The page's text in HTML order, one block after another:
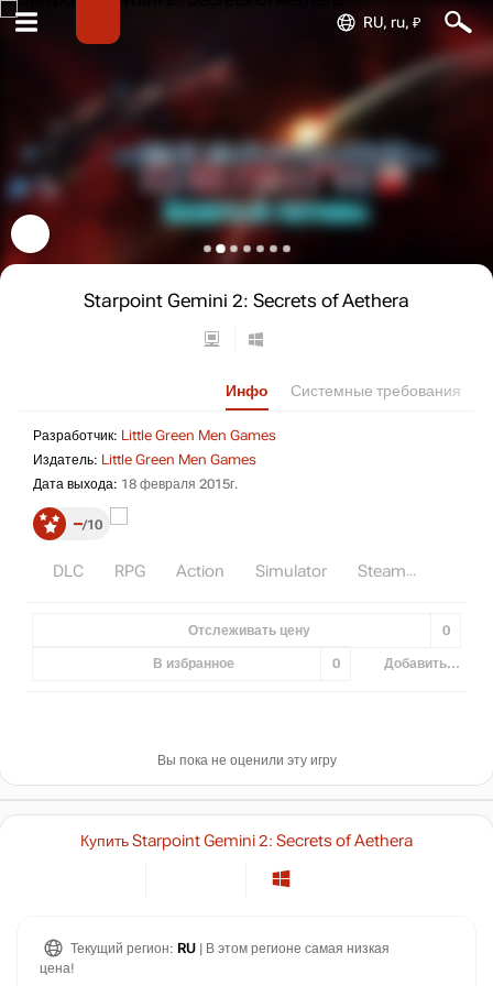
RU, ru, ₽
Starpoint Gemini 2: Secrets of Aethera
Инфо Системные требования
Разработчик: Little Green Men Games
Издатель: Little Green Men Games
Дата выхода: 18 февраля 2015г.
– 10
DLC RPG Action Simulator Steam
Отслеживать цену 0
В избранное 0 Добавить...
Вы пока не оценили эту игру
Купить Starpoint Gemini 2: Secrets of Aethera
Текущий регион: RU | В этом регионе самая низкая
цена!